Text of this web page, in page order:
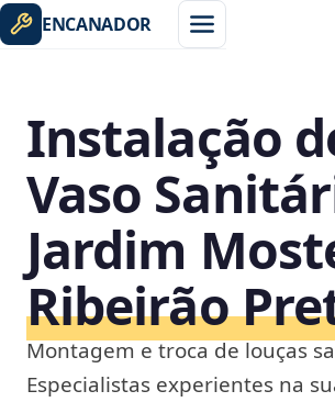
ENCANADOR
Instalação
Vaso
Jardim
Ribeirão
Montagem e troca de louças
Especialistas experientes na